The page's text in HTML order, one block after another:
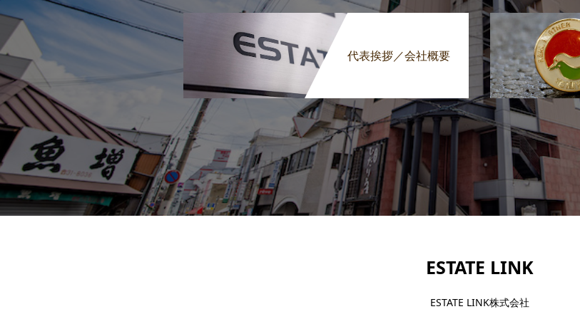
代表挨拶／会社概要
ESTATE LINK
ESTATE LINK株式会社